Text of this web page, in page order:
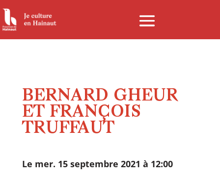
Panneau de gestion des cookies
BERNARD GHEUR
ET FRANÇOIS
TRUFFAUT
Le mer. 15 septembre 2021 à 12:00